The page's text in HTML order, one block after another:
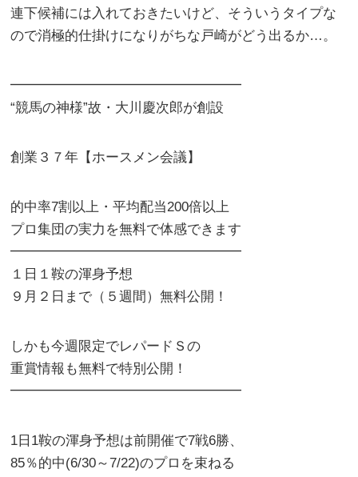
連下候補には入れておきたいけど、そういうタイプな
ので消極的仕掛けになりがちな戸崎がどう出るか…。
━━━━━━━━━━━━━━━━━
“競馬の神様”故・大川慶次郎が創設
創業３７年【ホースメン会議】
的中率7割以上・平均配当200倍以上
プロ集団の実力を無料で体感できます
━━━━━━━━━━━━━━━━━
１日１鞍の渾身予想
９月２日まで（５週間）無料公開！
しかも今週限定でレパードＳの
重賞情報も無料で特別公開！
━━━━━━━━━━━━━━━━━
1日1鞍の渾身予想は前開催で7戦6勝、
85％的中(6/30～7/22)のプロを束ねる